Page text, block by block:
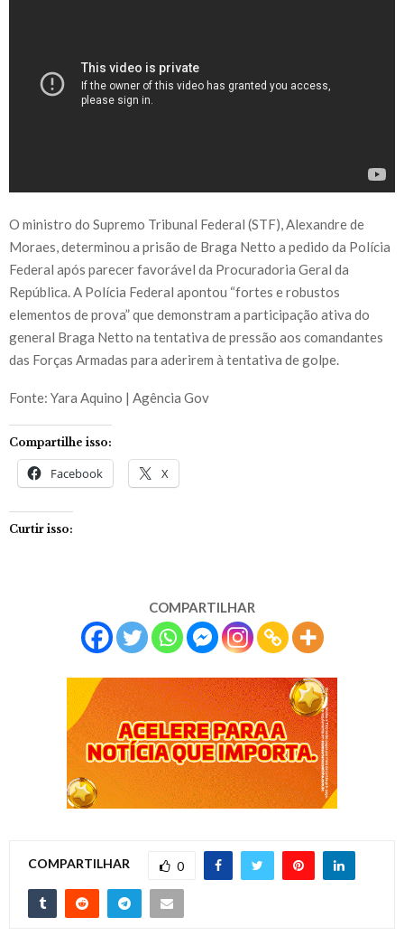
O ministro do Supremo Tribunal Federal (STF), Alexandre de
Moraes, determinou a prisão de Braga Netto a pedido da Polícia
Federal após parecer favorável da Procuradoria Geral da
República. A Polícia Federal apontou “fortes e robustos
elementos de prova” que demonstram a participação ativa do
general Braga Netto na tentativa de pressão aos comandantes
das Forças Armadas para aderirem à tentativa de golpe.
Fonte: Yara Aquino | Agência Gov
Compartilhe isso:
Facebook X
Curtir isso:
COMPARTILHAR
COMPARTILHAR 0